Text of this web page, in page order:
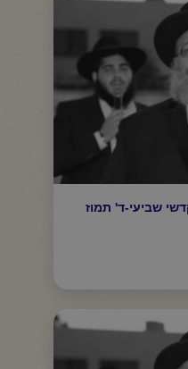
שביעי-ד' תמוז